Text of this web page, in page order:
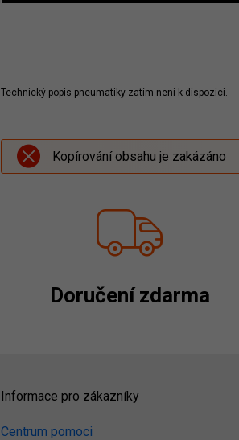
Technický popis pneumatiky zatím není k dispozici.
Kopírování obsahu je zakázáno
Doručení zdarma
Informace pro zákazníky
Centrum pomoci